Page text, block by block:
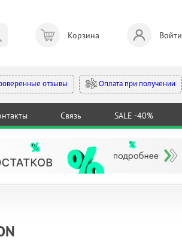
Корзина Войти
отзывы Оплата при получении
Связь SALE -40%